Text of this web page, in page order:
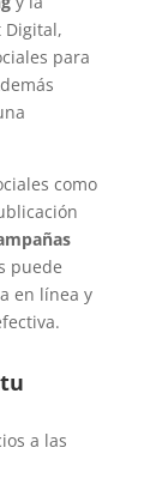
Digital,
para
como
puede
en línea y
a las